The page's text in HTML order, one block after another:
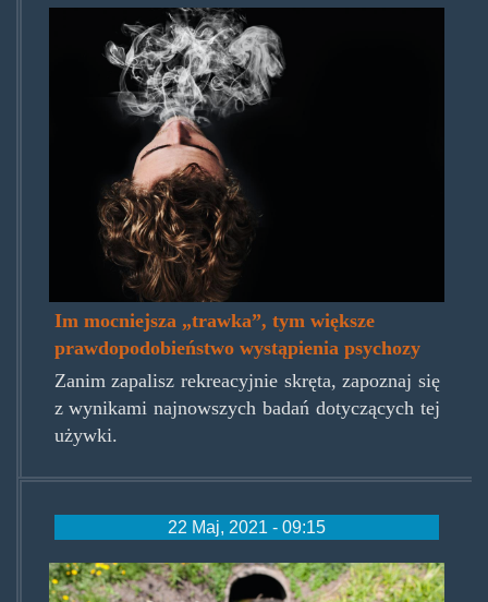
man-
exhaling-
smoke.jpg
Im mocniejsza „trawka”, tym większe
prawdopodobieństwo wystąpienia psychozy
Zanim zapalisz rekreacyjnie skręta, zapoznaj się
z wynikami najnowszych badań dotyczących tej
używki.
22 Maj, 2021 - 09:15
wastewater.jpg